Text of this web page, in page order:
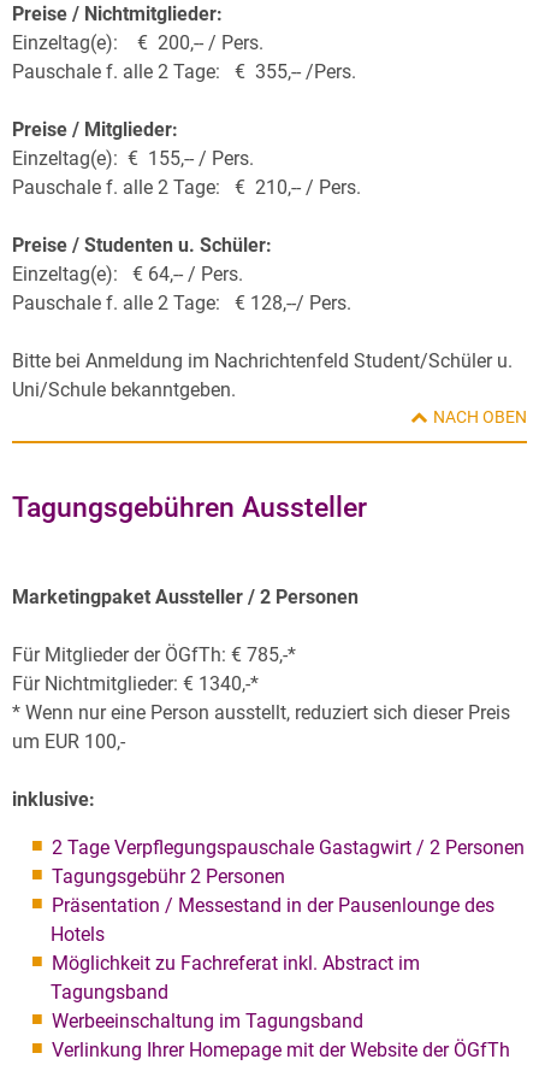
Preise / Nichtmitglieder:
Einzeltag(e): € 200,-- / Pers.
Pauschale f. alle 2 Tage: € 355,-- /Pers.
Preise / Mitglieder:
Einzeltag(e): € 155,-- / Pers.
Pauschale f. alle 2 Tage: € 210,-- / Pers.
Preise / Studenten u. Schüler:
Einzeltag(e): € 64,-- / Pers.
Pauschale f. alle 2 Tage: € 128,--/ Pers.
Bitte bei Anmeldung im Nachrichtenfeld Student/Schüler u.
Uni/Schule bekanntgeben.
NACH OBEN
Tagungsgebühren Aussteller
Marketingpaket Aussteller / 2 Personen
Für Mitglieder der ÖGfTh: € 785,-*
Für Nichtmitglieder: € 1340,-*
* Wenn nur eine Person ausstellt, reduziert sich dieser Preis
um EUR 100,-
inklusive:
2 Tage Verpflegungspauschale Gastagwirt / 2 Personen
Tagungsgebühr 2 Personen
Präsentation / Messestand in der Pausenlounge des
Hotels
Möglichkeit zu Fachreferat inkl. Abstract im
Tagungsband
Werbeeinschaltung im Tagungsband
Verlinkung Ihrer Homepage mit der Website der ÖGfTh